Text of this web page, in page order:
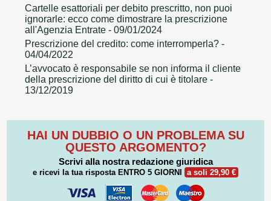
Cartelle esattoriali per debito prescritto, non puoi
ignorarle: ecco come dimostrare la prescrizione
all'Agenzia Entrate - 09/01/2024
Prescrizione del credito: come interromperla? -
04/04/2022
L’avvocato è responsabile se non informa il cliente
della prescrizione del diritto di cui è titolare -
13/12/2019
HAI UN DUBBIO O UN PROBLEMA SU
QUESTO ARGOMENTO?
Scrivi alla nostra redazione giuridica
e ricevi la tua risposta ENTRO 5 GIORNI a soli 29,90 €